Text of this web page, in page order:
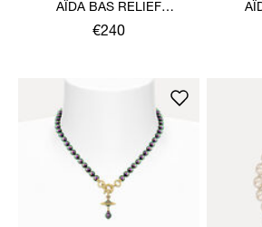
AÏDA BAS RELIEF
NECKLACE
€240